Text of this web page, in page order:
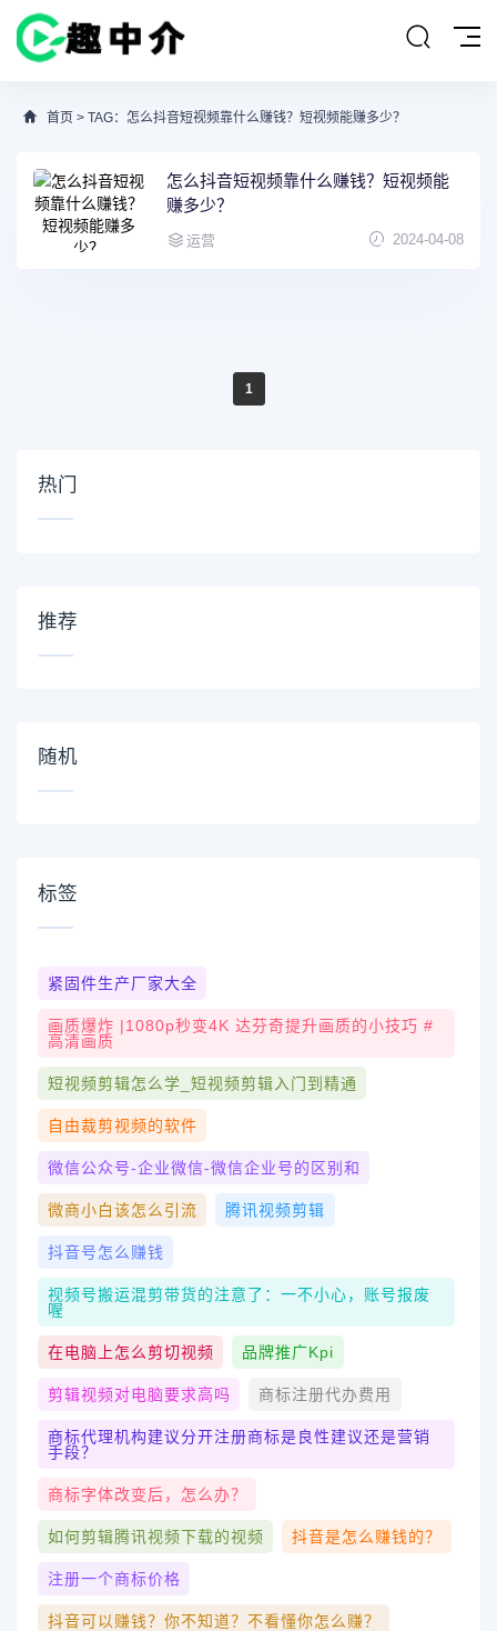
首页 > TAG：怎么抖音短视频靠什么赚钱？短视频能赚多少？
怎么抖音短视频靠什么赚钱？短视频能
赚多少？
运营 2024-04-08
1
热门
推荐
随机
标签
紧固件生产厂家大全
画质爆炸 |1080p秒变4K 达芬奇提升画质的小技巧 #
高清画质
短视频剪辑怎么学_短视频剪辑入门到精通
自由裁剪视频的软件
微信公众号-企业微信-微信企业号的区别和
微商小白该怎么引流 腾讯视频剪辑
抖音号怎么赚钱
视频号搬运混剪带货的注意了：一不小心，账号报废
喔
在电脑上怎么剪切视频 品牌推广kpi
剪辑视频对电脑要求高吗 商标注册代办费用
商标代理机构建议分开注册商标是良性建议还是营销
手段？
商标字体改变后，怎么办？
如何剪辑腾讯视频下载的视频 抖音是怎么赚钱的？
注册一个商标价格
抖音可以赚钱？你不知道？不看懂你怎么赚？